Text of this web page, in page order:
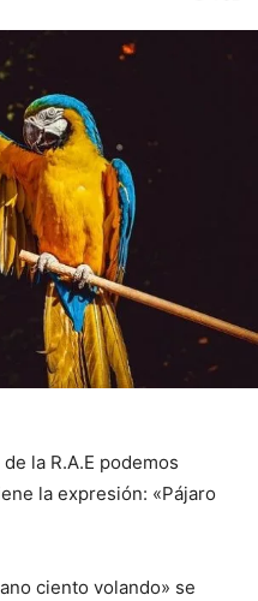
la R.A.E podemos
la expresión: «Pájaro
ciento volando» se